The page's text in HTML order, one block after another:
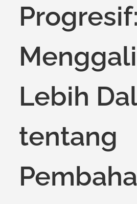
Progresif:
Menggali
Lebih
tentang